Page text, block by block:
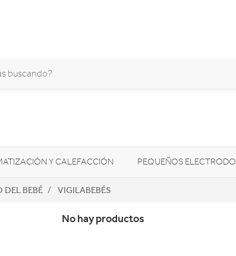
Y CALEFACCIÓN PEQUEÑOS
/ AUDIO CÁMARAS FOTO/VÍDEO
HIGIENE Y SALUD
DEL BEBÉ VIGILABEBÉS
No hay productos